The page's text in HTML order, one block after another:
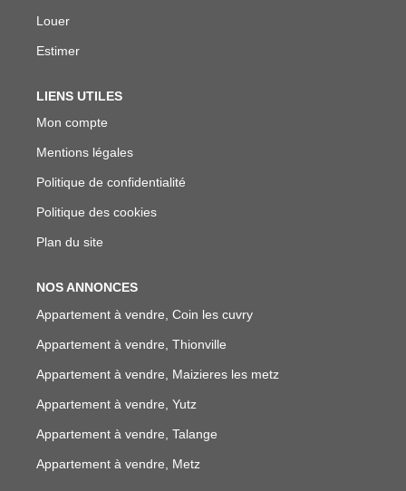
Louer
Estimer
LIENS UTILES
Mon compte
Mentions légales
Politique de confidentialité
Politique des cookies
Plan du site
NOS ANNONCES
Appartement à vendre, Coin les cuvry
Appartement à vendre, Thionville
Appartement à vendre, Maizieres les metz
Appartement à vendre, Yutz
Appartement à vendre, Talange
Appartement à vendre, Metz